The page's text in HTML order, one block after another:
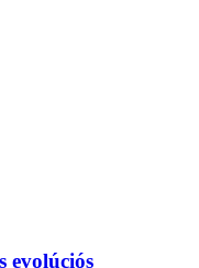
evolúciós